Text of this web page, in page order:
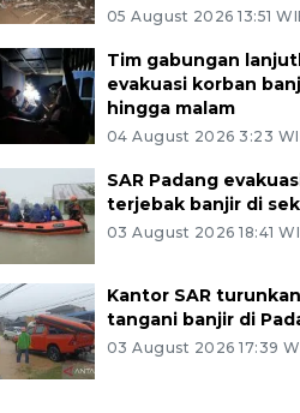
05 August 2026 13:51
Tim gabungan
evakuasi korban
hingga malam
04 August 2026 3:23
SAR Padang
terjebak banjir di
03 August 2026 18:41
Kantor SAR
tangani banjir di
03 August 2026 17:39